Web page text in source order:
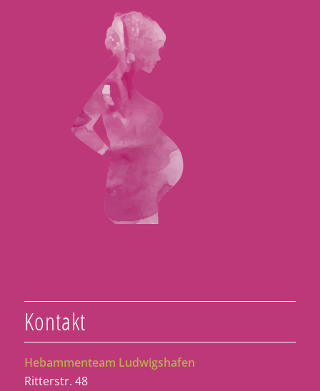
Kontakt
Hebammenteam Ludwigshafen
Ritterstr. 48